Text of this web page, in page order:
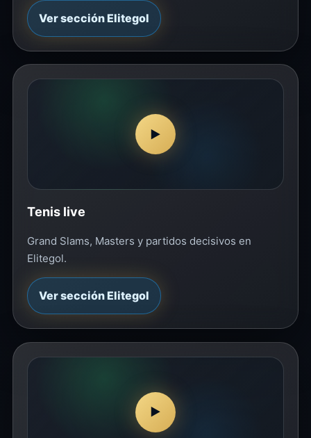
Ver sección Elitegol
▶
Tenis live
Grand Slams, Masters y partidos decisivos en
Elitegol.
Ver sección Elitegol
▶